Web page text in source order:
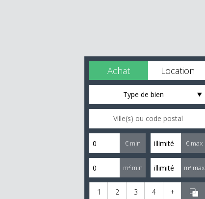
Achat Location
Type de bien
€ min € max
m² min m² max
1 2 3 4 +